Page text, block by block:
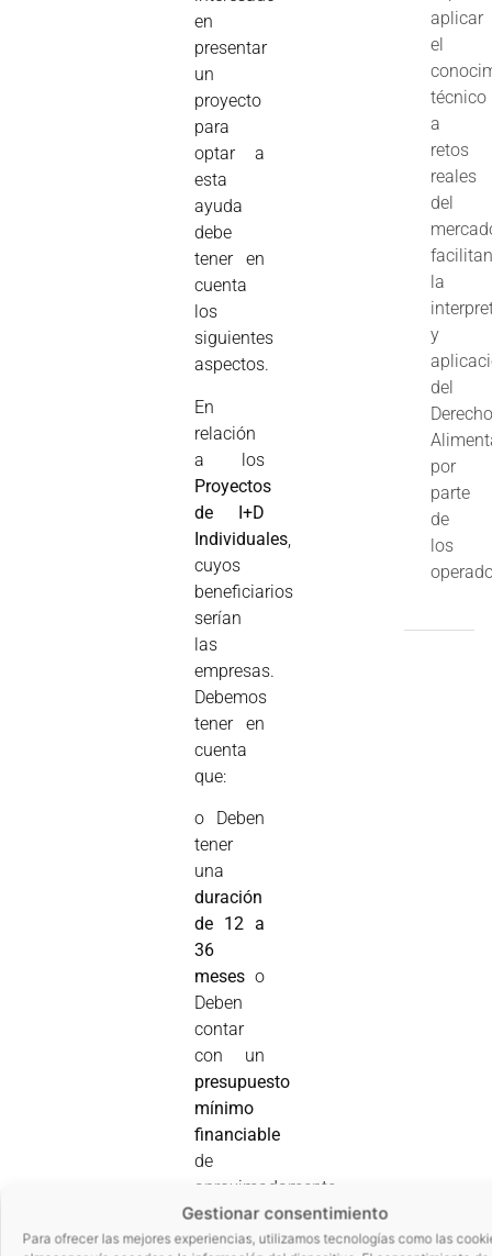
Gestionar consentimiento
Para ofrecer las mejores experiencias, utilizamos tecnologías como las
en
presentar
un
proyecto
para
optar a
esta
ayuda
debe
tener en
cuenta
los
siguientes
aspectos.
En
relación
a los
Proyectos
de I+D
Individuales
cuyos
beneficiarios
serían
las
empresas.
Debemos
tener en
cuenta
que:
o Deben
tener
una
duración
de 12 a
36
meses o
Deben
contar
con un
presupuesto
mínimo
financiable
de
aproximadamente
240.000
. o Otro
aplicar
el
técnico
a
retos
reales
del
la
y
del
por
parte
de
los